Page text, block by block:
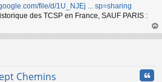
file/d/1U_NJEj ... sp=sharing
des TCSP en France, SAUF PARIS :
au
Chemins